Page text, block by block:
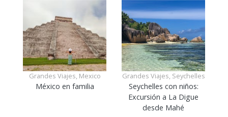
Grandes Viajes, Mexico
México en familia
Grandes Viajes, Seychelles
Seychelles con niños:
Excursión a La Digue
desde Mahé